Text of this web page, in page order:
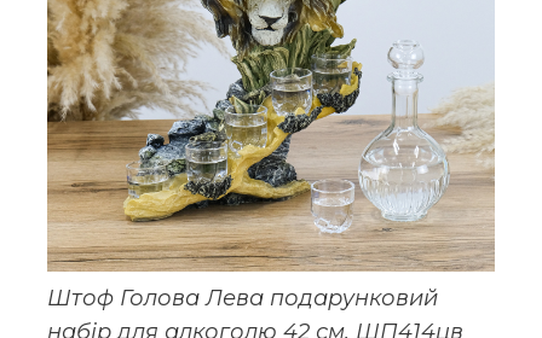
Штоф Голова Лева подарунковий
набір для алкоголю 42 см, ШП414цв